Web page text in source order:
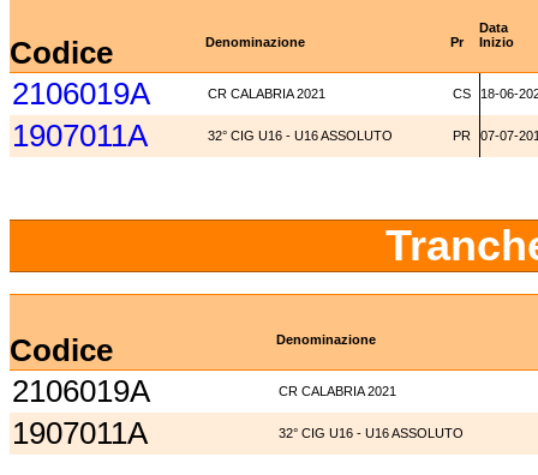
Data
Codice Denominazione Pr Inizio
2106019A CR CALABRIA 2021 CS 18-06-
1907011A 32° CIG U16 - U16 ASSOLUTO PR 07-07-
Codice Denominazione
2106019A CR CALABRIA 2021
1907011A 32° CIG U16 - U16 ASSOLUTO